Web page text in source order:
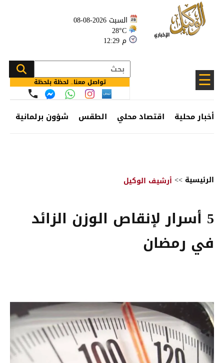
السبت 2026-08-08
28°C
12:29 م
☰ تواصل معنا.. لحظة بلحظة
أخبار محلية اقتصاد محلي الطقس شؤون برلمانية
الرئيسية >> أرشيف الوكيل
5 أسرار لإنقاص الوزن الزائد
في رمضان